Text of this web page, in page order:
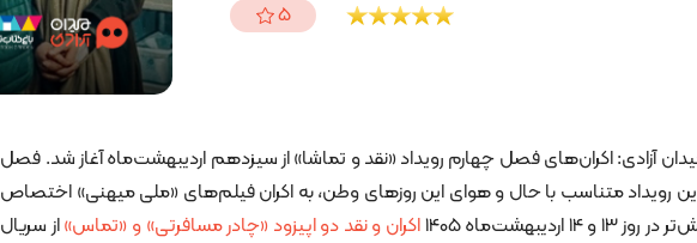
5
آزادی: اکران‌های فصل چهارم رویداد «نقد و تماشا» از سیزدهم اردیبهشت‌ماه آغاز شد. فصل
رویداد متناسب با حال و هوای این روزهای وطن، به اکران فیلم‌های «ملی میهنی» اختصاص
و 14 اردیبهشت‌ماه 1405
اکران و نقد دو اپیزود «چادر مسافرتی» و «تماس»از سریال